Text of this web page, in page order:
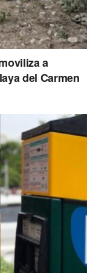
a
del Carmen